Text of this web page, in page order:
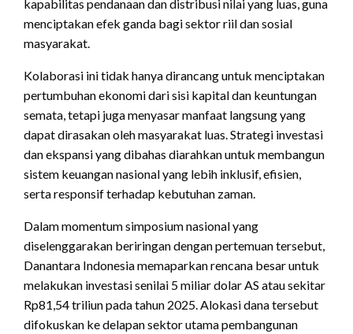
kapabilitas pendanaan dan distribusi nilai yang luas, guna
menciptakan efek ganda bagi sektor riil dan sosial
masyarakat.
Kolaborasi ini tidak hanya dirancang untuk menciptakan
pertumbuhan ekonomi dari sisi kapital dan keuntungan
semata, tetapi juga menyasar manfaat langsung yang
dapat dirasakan oleh masyarakat luas. Strategi investasi
dan ekspansi yang dibahas diarahkan untuk membangun
sistem keuangan nasional yang lebih inklusif, efisien,
serta responsif terhadap kebutuhan zaman.
Dalam momentum simposium nasional yang
diselenggarakan beriringan dengan pertemuan tersebut,
Danantara Indonesia memaparkan rencana besar untuk
melakukan investasi senilai 5 miliar dolar AS atau sekitar
Rp81,54 triliun pada tahun 2025. Alokasi dana tersebut
difokuskan ke delapan sektor utama pembangunan